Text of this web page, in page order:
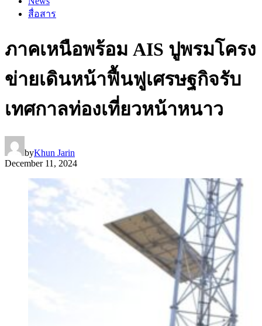
สื่อสาร
ภาคเหนือพร้อม AIS ปูพรมโครง
ข่ายเดินหน้าฟื้นฟูเศรษฐกิจรับ
เทศกาลท่องเที่ยวหน้าหนาว
byKhun Jarin
December 11, 2024